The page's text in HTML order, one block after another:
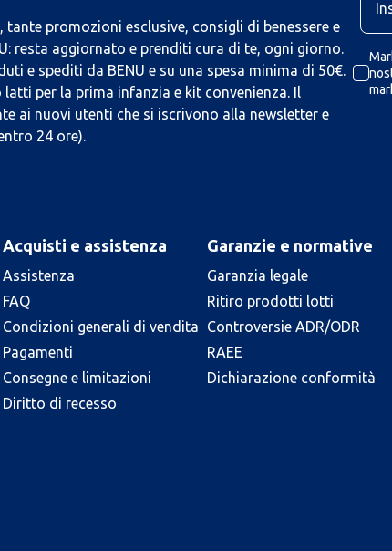
promozioni esclusive, consigli di benessere e
resta aggiornato e prenditi cura di te, ogni giorno.
e spediti da BENU e su una spesa minima di 50€.
per la prima infanzia e kit convenienza. Il
ai nuovi utenti che si iscrivono alla newsletter e
24 ore).
Acquisti e assistenza
Assistenza
FAQ
Condizioni generali di vendita
Pagamenti
Consegne e limitazioni
Diritto di recesso
Garanzie e normative
Garanzia legale
Ritiro prodotti lotti
Controversie ADR/ODR
RAEE
Dichiarazione conformità